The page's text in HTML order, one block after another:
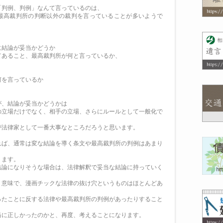
例、判例」なんて言っているのは、
高裁判所の判断以外の裁判を言っていることが多いようで
論が妥当かどうか
ること、最高裁判所が何と言っているか、
言っているか
結論が妥当かどうかは
場だけでなく、相手の立場、さらにルールとして一般化で
律家として一番大事なところだろうと思います。
、通常は変な結論を導く条文や最高裁判所の判例はあまり
す。
になりそうな場合は、法律解釈で妥当な結論に持っていく
味で、漫画チックな法律の抜け穴というものはほとんどあ
ことに反する法律や最高裁判所の判例があったりすること
正しかったのかと、再度、考えることになります。